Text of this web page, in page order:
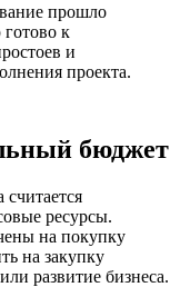
прошло
к
и
проекта.
бюджет
ресурсы.
на покупку
на закупку
развитие бизнеса.